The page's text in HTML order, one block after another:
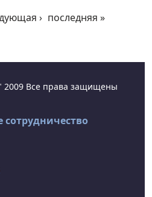
› последняя »
2009 Все права защищены